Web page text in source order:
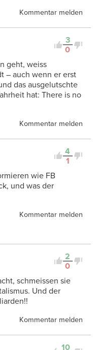
Kommentar melden
3
0
geht, weiss
– auch wenn er erst
das ausgelutschte
hat: There is no
Kommentar melden
4
1
wie FB
und was der
Kommentar melden
2
0
schmeissen sie
Und der
Kommentar melden
10